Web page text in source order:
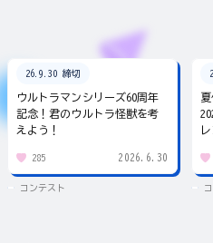
26.9.30 締切
ウルトラマンシリーズ60周年
記念！君のウルトラ怪獣を考
えよう！
285 2026.6.30
コンテスト